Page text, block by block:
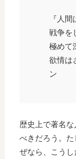
『人
戦争を
極めて
欲情は
ン
歴史上で著名
べきだろう。
ぜなら、こうし